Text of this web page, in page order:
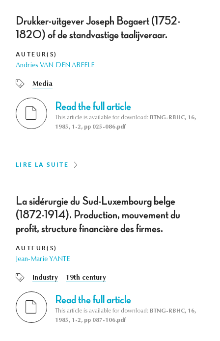
Drukker-uitgever Joseph Bogaert (1752-
1820) of de standvastige taalijveraar.
AUTEUR(S)
Andries VAN DEN ABEELE
Media
Read the full article
This article is available for download: BTNG-RBHC, 16,
1985, 1-2, pp 025-086.pdf
LIRE LA SUITE
La sidérurgie du Sud-Luxembourg belge
(1872-1914). Production, mouvement du
profit, structure financière des firmes.
AUTEUR(S)
Jean-Marie YANTE
Industry 19th century
Read the full article
This article is available for download: BTNG-RBHC, 16,
1985, 1-2, pp 087-106.pdf